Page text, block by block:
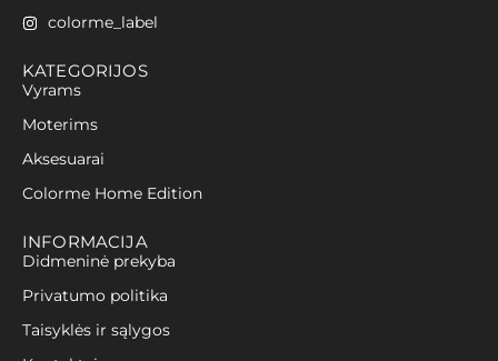
colorme_label
KATEGORIJOS
Vyrams
Moterims
Aksesuarai
Colorme Home Edition
INFORMACIJA
Didmeninė prekyba
Privatumo politika
Taisyklės ir sąlygos